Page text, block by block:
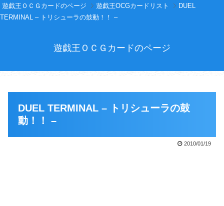
遊戯王ＯＣＧカードのページ 遊戯王OCGカードリスト
DUEL
TERMINAL – トリシューラの鼓動！！ –
遊戯王ＯＣＧカードのページ
DUEL TERMINAL – トリシューラの鼓
動！！ –
2010/01/19